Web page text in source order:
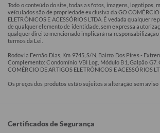
Todo o conteúdo do site, todas as fotos, imagens, logotipos,
veículados são de propriedade exclusiva da GO COMÉRCIO
ELETRÔNICOS E ACESSÓRIOS LTDA. É vedada qualquer
de qualquer elemento de identidade, sem expressa
qualquer direito mencionado implicará na
termos da Lei.
Rodovia Fernão Dias, Km 9745, S/N, Bairro Dos Pires -
Complemento: Condomínio VBI Log, Módulo B1, Galpão G7.
COMÉRCIO DE ARTIGOS ELETRÔNICOS E ACESSÓRIOS
Os preços dos produtos estão sujeitos a alteração sem aviso
Certificados de Segurança